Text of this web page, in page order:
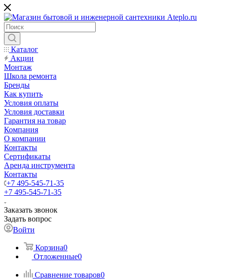
Каталог
Акции
Монтаж
Школа ремонта
Бренды
Как купить
Условия оплаты
Условия доставки
Гарантия на товар
Компания
О компании
Контакты
Сертификаты
Аренда инструмента
Контакты
+7 495-545-71-35
+7 495-545-71-35
Заказать звонок
Задать вопрос
Войти
Корзина0
Отложенные0
Сравнение товаров0